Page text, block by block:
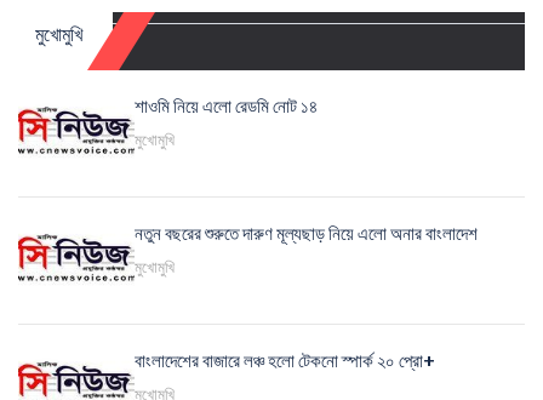
মুখোমুখি
শাওমি নিয়ে এলো রেডমি নোট ১৪
মুখোমুখি
নতুন বছরের শুরুতে দারুণ মূল্যছাড় নিয়ে এলো অনার বাংলাদেশ
মুখোমুখি
বাংলাদেশের বাজারে লঞ্চ হলো টেকনো স্পার্ক ২০ প্রো+
মুখোমুখি